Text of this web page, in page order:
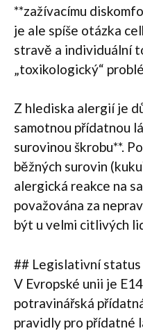
**zažívacímu
je ale spíše otázka
stravě a individuální
„toxikologický“
Z hlediska alergií je
samotnou přídatnou
surovinou škrobu**.
běžných surovin
alergická reakce na
považována za
být u velmi citlivých
## Legislativní status
V Evropské unii je
potravinářská
pravidly pro přídatné